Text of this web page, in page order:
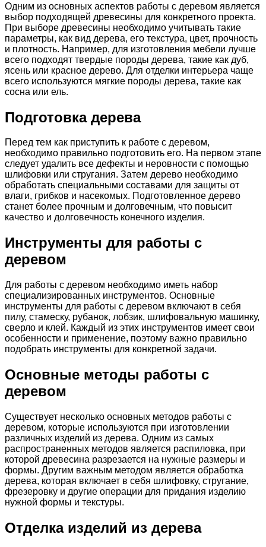
Одним из основных аспектов работы с деревом является
выбор подходящей древесины для конкретного проекта.
При выборе древесины необходимо учитывать такие
параметры, как вид дерева, его текстура, цвет, прочность
и плотность. Например, для изготовления мебели лучше
всего подходят твердые породы дерева, такие как дуб,
ясень или красное дерево. Для отделки интерьера чаще
всего используются мягкие породы дерева, такие как
сосна или ель.
Подготовка дерева
Перед тем как приступить к работе с деревом,
необходимо правильно подготовить его. На первом этапе
следует удалить все дефекты и неровности с помощью
шлифовки или стругания. Затем дерево необходимо
обработать специальными составами для защиты от
влаги, грибков и насекомых. Подготовленное дерево
станет более прочным и долговечным, что повысит
качество и долговечность конечного изделия.
Инструменты для работы с
деревом
Для работы с деревом необходимо иметь набор
специализированных инструментов. Основные
инструменты для работы с деревом включают в себя
пилу, стамеску, рубанок, лобзик, шлифовальную машинку,
сверло и клей. Каждый из этих инструментов имеет свои
особенности и применение, поэтому важно правильно
подобрать инструменты для конкретной задачи.
Основные методы работы с
деревом
Существует несколько основных методов работы с
деревом, которые используются при изготовлении
различных изделий из дерева. Одним из самых
распространенных методов является распиловка, при
которой древесина разрезается на нужные размеры и
формы. Другим важным методом является обработка
дерева, которая включает в себя шлифовку, стругание,
фрезеровку и другие операции для придания изделию
нужной формы и текстуры.
Отделка изделий из дерева